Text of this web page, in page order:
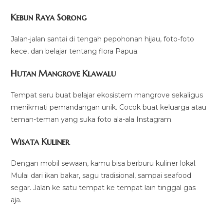
Kebun Raya Sorong
Jalan-jalan santai di tengah pepohonan hijau, foto-foto
kece, dan belajar tentang flora Papua.
Hutan Mangrove Klawalu
Tempat seru buat belajar ekosistem mangrove sekaligus
menikmati pemandangan unik. Cocok buat keluarga atau
teman-teman yang suka foto ala-ala Instagram.
Wisata Kuliner
Dengan mobil sewaan, kamu bisa berburu kuliner lokal.
Mulai dari ikan bakar, sagu tradisional, sampai seafood
segar. Jalan ke satu tempat ke tempat lain tinggal gas
aja.